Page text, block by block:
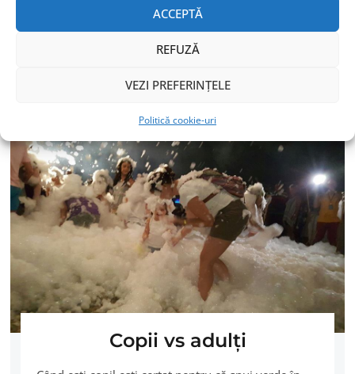
ACCEPTĂ
REFUZĂ
VEZI PREFERINȚELE
Politică cookie-uri
trezim în braţe cu ghemotocul care urlă non-stop.
Copii vs adulţi